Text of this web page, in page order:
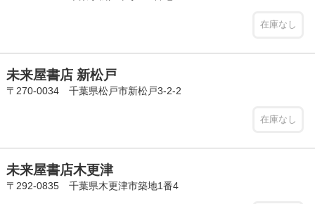
在庫なし
未来屋書店 新松戸
〒270-0034 千葉県松戸市新松戸3-2-2
在庫なし
未来屋書店木更津
〒292-0835 千葉県木更津市築地1番4